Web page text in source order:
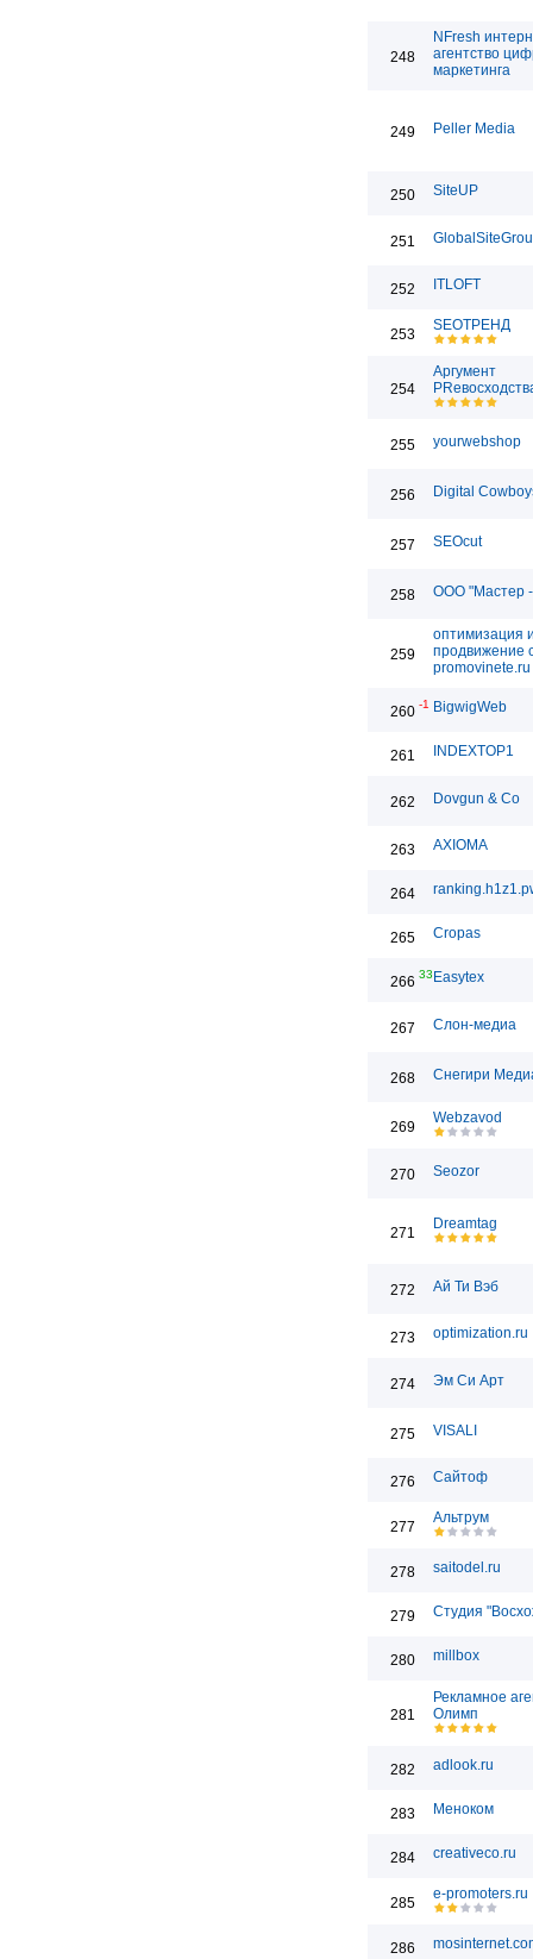
248
NFresh
агентство
маркетинга
249 Peller Media
250 SiteUP
251
252 ITLOFT
253
SEOТРЕНД
254
Аргумент
255 yourwebshop
256 Digital
257 SEOcut
258 ООО "Мастер
259
оптимизация
продвижение
promovinete.ru
260 -1 BigwigWeb
261 INDEXTOP1
262 Dovgun & Co
263 AXIOMA
264
265 Cropas
266 33 Easytex
267 Слон-медиа
268 Снегири
269
Webzavod
270 Seozor
271
Dreamtag
272 Ай Ти Вэб
273 optimization.ru
274 Эм Си Арт
275 VISALI
276 Сайтоф
277
Альтрум
278 saitodel.ru
279 Студия
280 millbox
281
Рекламное
Олимп
282 adlook.ru
283 Меноком
284 creativeco.ru
285
e-promoters.ru
286